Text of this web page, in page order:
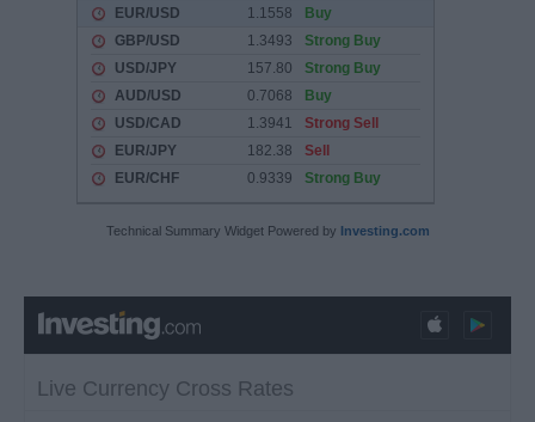
Technical Summary Widget Powered by Investing.com